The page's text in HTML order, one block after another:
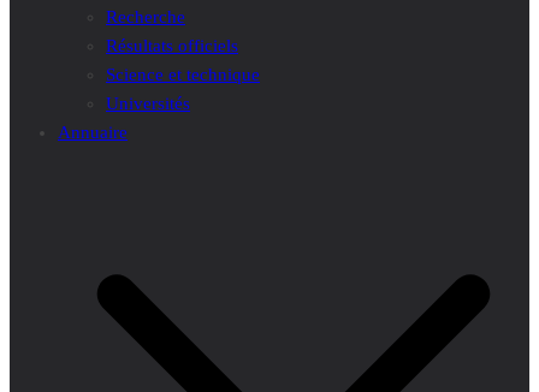
Recherche
Résultats officiels
Science et technique
Universités
Annuaire